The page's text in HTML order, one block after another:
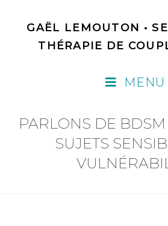
contentGAËL LEMOUTON •
THÉRAPIE DE
MENU
PARLONS DE BDSM
SUJETS